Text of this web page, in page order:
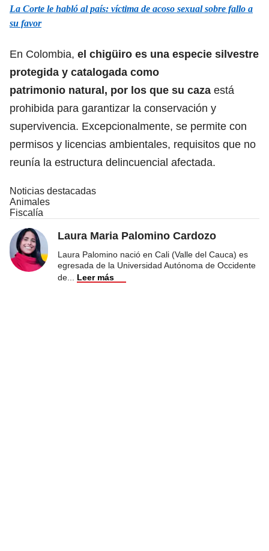
La Corte le habló al país: víctima de acoso sexual sobre fallo a
su favor
En Colombia, el chigüiro es una especie silvestre
protegida y catalogada como
patrimonio natural, por los que su caza está
prohibida para garantizar la conservación y
supervivencia. Excepcionalmente, se permite con
permisos y licencias ambientales, requisitos que no
reunía la estructura delincuencial afectada.
Noticias destacadas
Animales
Fiscalía
Laura Maria Palomino Cardozo
Laura Palomino nació en Cali (Valle del Cauca) es
egresada de la Universidad Autónoma de Occidente
de
Leer más